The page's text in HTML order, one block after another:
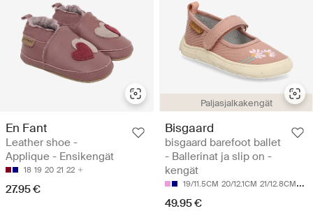
En Fant
Leather shoe -
Applique - Ensikengät
18 19 20 21 22
27.95 €
Paljasjalkakengät
Bisgaard
bisgaard barefoot ballet
- Ballerinat ja slip on -
kengät
19/11.5CM 20/12.1CM 21/12.8CM 22/
49.95 €